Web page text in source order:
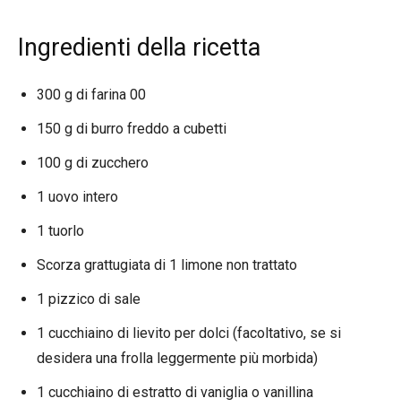
Ingredienti della ricetta
300 g di farina 00
150 g di burro freddo a cubetti
100 g di zucchero
1 uovo intero
1 tuorlo
Scorza grattugiata di 1 limone non trattato
1 pizzico di sale
1 cucchiaino di lievito per dolci (facoltativo, se si
desidera una frolla leggermente più morbida)
1 cucchiaino di estratto di vaniglia o vanillina